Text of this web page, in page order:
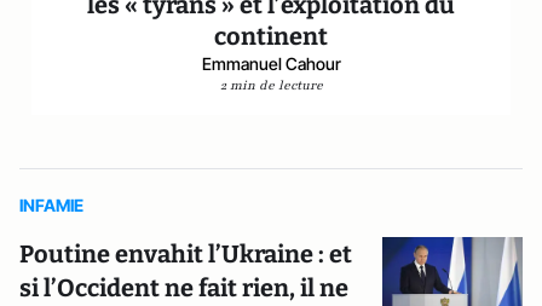
continent
Emmanuel Cahour
2 min de lecture
INFAMIE
Poutine envahit l’Ukraine : et
si l’Occident ne fait rien, il ne